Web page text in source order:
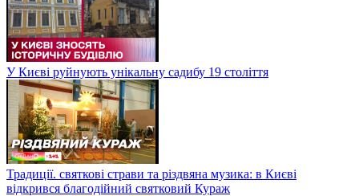
У Києві руйнують унікальну садибу 19 століття
Традиції. святкові страви та різдвяна музика: в Києві
відкрився благодійний святковий Кураж